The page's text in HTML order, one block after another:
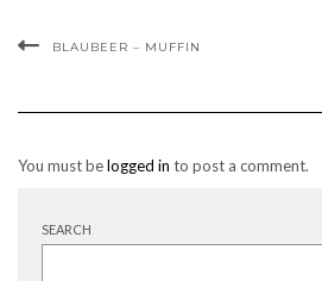
BLAUBEER – MUFFIN
You must belogged in to post a comment.
SEARCH